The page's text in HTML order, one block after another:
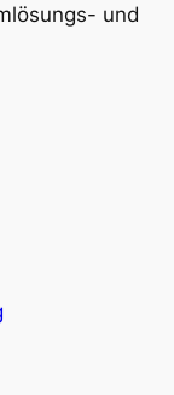
und